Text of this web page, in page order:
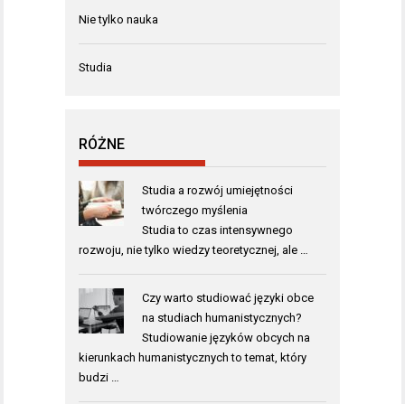
Nie tylko nauka
Studia
RÓŻNE
Studia a rozwój umiejętności
twórczego myślenia
Studia to czas intensywnego
rozwoju, nie tylko wiedzy teoretycznej, ale …
Czy warto studiować języki obce
na studiach humanistycznych?
Studiowanie języków obcych na
kierunkach humanistycznych to temat, który
budzi …